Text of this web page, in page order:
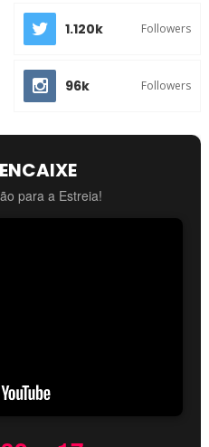
1.120k Followers
96k Followers
para a Estreia!